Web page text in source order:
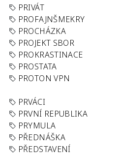
PRIVÁT
PROFAJNŠMEKRY
PROCHÁZKA
PROJEKT SBOR
PROKRASTINACE
PROSTATA
PROTON VPN
PRVÁCI
PRVNÍ REPUBLIKA
PRYMULA
PŘEDNÁŠKA
PŘEDSTAVENÍ